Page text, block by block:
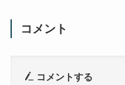
コメント
コメントする